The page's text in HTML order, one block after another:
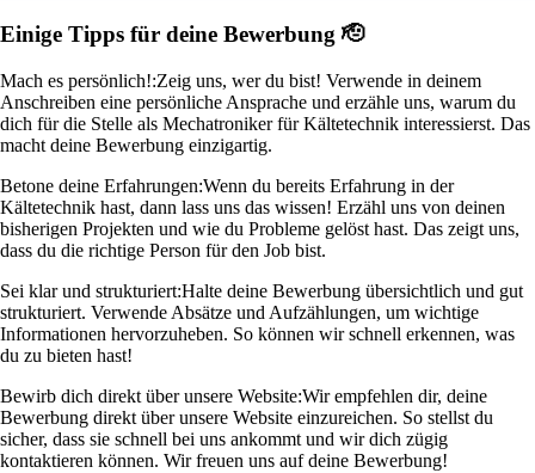
Einige Tipps für deine Bewerbung 🫡
Mach es persönlich!:Zeig uns, wer du bist! Verwende in deinem
Anschreiben eine persönliche Ansprache und erzähle uns, warum du
dich für die Stelle als Mechatroniker für Kältetechnik interessierst. Das
macht deine Bewerbung einzigartig.
Betone deine Erfahrungen:Wenn du bereits Erfahrung in der
Kältetechnik hast, dann lass uns das wissen! Erzähl uns von deinen
bisherigen Projekten und wie du Probleme gelöst hast. Das zeigt uns,
dass du die richtige Person für den Job bist.
Sei klar und strukturiert:Halte deine Bewerbung übersichtlich und gut
strukturiert. Verwende Absätze und Aufzählungen, um wichtige
Informationen hervorzuheben. So können wir schnell erkennen, was
du zu bieten hast!
Bewirb dich direkt über unsere Website:Wir empfehlen dir, deine
Bewerbung direkt über unsere Website einzureichen. So stellst du
sicher, dass sie schnell bei uns ankommt und wir dich zügig
kontaktieren können. Wir freuen uns auf deine Bewerbung!